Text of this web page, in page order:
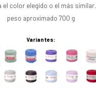
el color elegido o el más similar.
peso aproximado 700 g
Variantes: